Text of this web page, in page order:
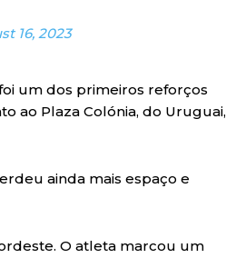
16, 2023
um dos primeiros reforços
ao Plaza Colónia, do Uruguai,
ainda mais espaço e
O atleta marcou um